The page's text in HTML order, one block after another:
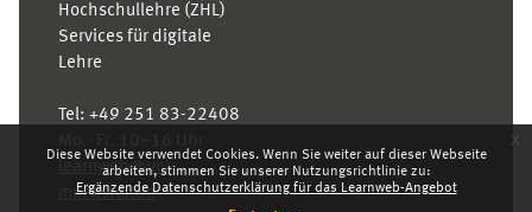
Diese Website verwendet Cookies. Wenn Sie weiter auf dieser Webseite
arbeiten, stimmen Sie unserer Nutzungsrichtlinie zu:
Ergänzende Datenschutzerklärung für das Learnweb-Angebot
x
Hochschullehre (ZHL)
Services für digitale
Lehre
Tel: +49 251 83-22408
learnweb@uni-
muenster.de